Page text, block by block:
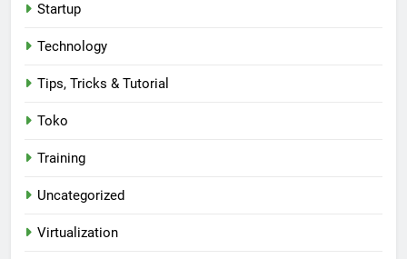
Startup
Technology
Tips, Tricks & Tutorial
Toko
Training
Uncategorized
Virtualization